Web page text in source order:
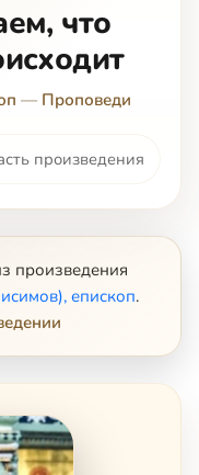
что
— Проповеди
произведения
произведения
епископ.